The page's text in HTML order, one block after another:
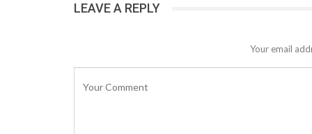
LEAVE A REPLY
Your email